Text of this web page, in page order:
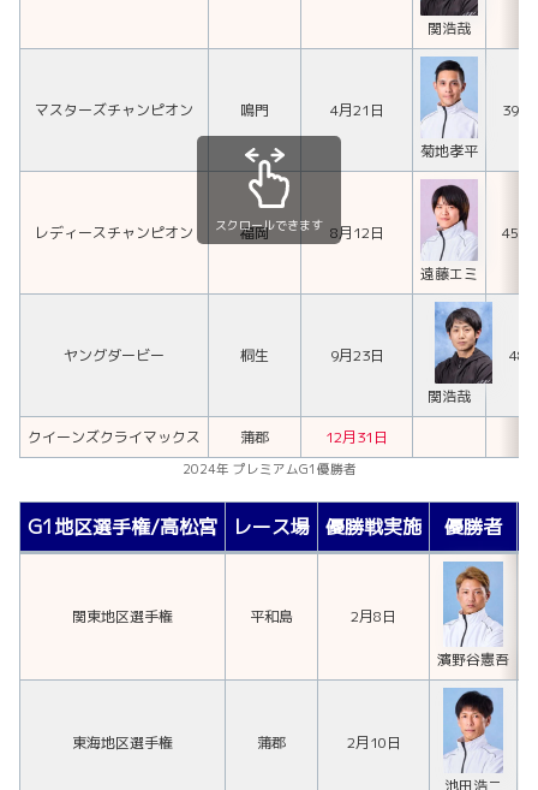
関浩哉
マスターズチャンピオン 鳴門 4月21日
菊地孝平
レディースチャンピオン 福岡 8月12日
遠藤エミ
ヤングダービー 桐生 9月23日
関浩哉
クイーンズクライマックス 蒲郡 12月31日
スクロールできます
2024年 プレミアムG1優勝者
G1地区選手権/高松宮 レース場 優勝戦実施 優勝者
関東地区選手権 平和島 2月8日
濱野谷憲吾
東海地区選手権 蒲郡 2月10日
池田浩二